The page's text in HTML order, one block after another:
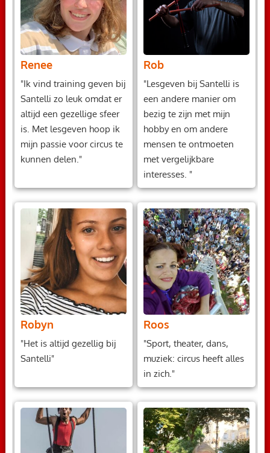
Renee
"Ik vind training geven bij
Santelli zo leuk omdat er
altijd een gezellige sfeer
is. Met lesgeven hoop ik
mijn passie voor circus te
kunnen delen."
Rob
"Lesgeven bij Santelli is
een andere manier om
bezig te zijn met mijn
hobby en om andere
mensen te ontmoeten
met vergelijkbare
interesses. "
Robyn
"Het is altijd gezellig bij
Santelli"
Roos
"Sport, theater, dans,
muziek: circus heeft alles
in zich."